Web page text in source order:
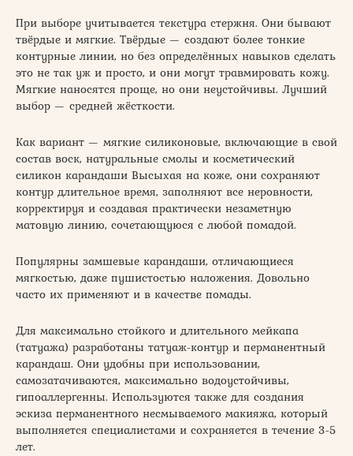
При выборе учитывается текстура стержня. Они бывают
твёрдые и мягкие. Твёрдые — создают более тонкие
контурные линии, но без определённых навыков сделать
это не так уж и просто, и они могут травмировать кожу.
Мягкие наносятся проще, но они неустойчивы. Лучший
выбор — средней жёсткости.
Как вариант — мягкие силиконовые, включающие в свой
состав воск, натуральные смолы и косметический
силикон карандаши Высыхая на коже, они сохраняют
контур длительное время, заполняют все неровности,
корректируя и создавая практически незаметную
матовую линию, сочетающуюся с любой помадой.
Популярны замшевые карандаши, отличающиеся
мягкостью, даже пушистостью наложения. Довольно
часто их применяют и в качестве помады.
Для максимально стойкого и длительного мейкапа
(татуажа) разработаны татуаж-контур и перманентный
карандаш. Они удобны при использовании,
самозатачиваются, максимально водоустойчивы,
гипоаллергенны. Используются также для создания
эскиза перманентного несмываемого макияжа, который
выполняется специалистами и сохраняется в течение 3-5
лет.